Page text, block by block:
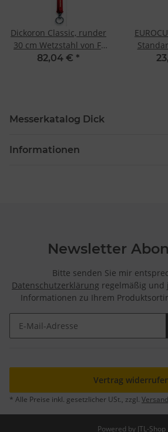
Dickoron Classic, runder
30 cm Wetzstahl von F.
Dick
82,04 € *
Messerkatalog Dick
Informationen
Newsletter
Bitte senden Sie mir
Datenschutzerklärung regelmäßig
Informationen zu Ihrem
Vertrag
* Alle Preise inkl. gesetzlicher USt., zzgl. Versand
Powered by JTL-Shop